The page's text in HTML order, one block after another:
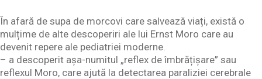
În afară de supa de morcovi care salvează viați, există o
mulțime de alte descoperiri ale lui Ernst Moro care au
devenit repere ale pediatriei moderne.
– a descoperit așa-numitul „reflex de îmbrățișare” sau
reflexul Moro, care ajută la detectarea paraliziei cerebrale